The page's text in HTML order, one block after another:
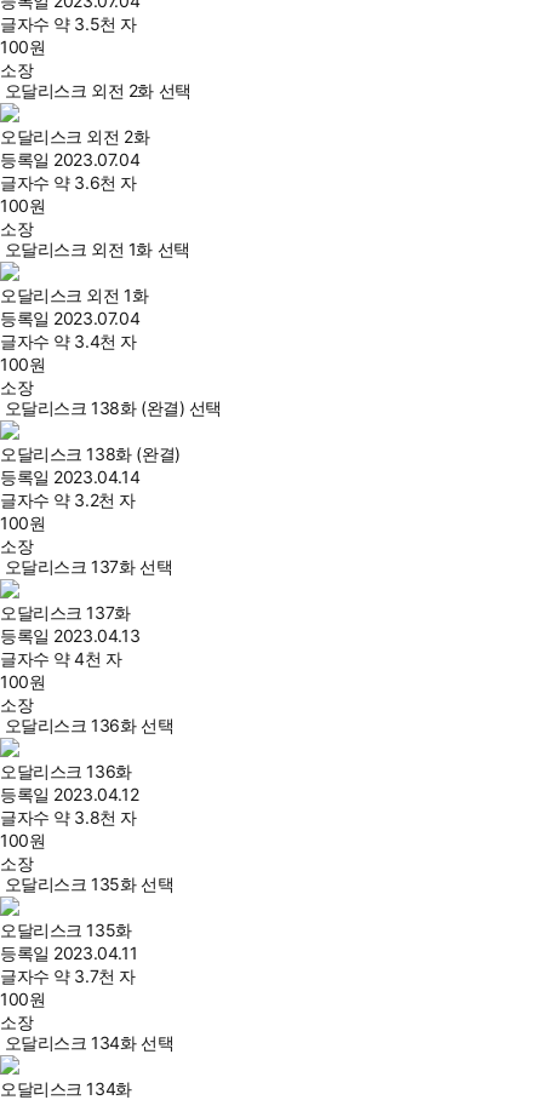
글자수 약 3.5천 자
100원
소장
오달리스크 외전 2화 선택
오달리스크 외전 2화
등록일 2023.07.04
글자수 약 3.6천 자
100원
소장
오달리스크 외전 1화 선택
오달리스크 외전 1화
등록일 2023.07.04
글자수 약 3.4천 자
100원
소장
오달리스크 138화 (완결) 선택
오달리스크 138화 (완결)
등록일 2023.04.14
글자수 약 3.2천 자
100원
소장
오달리스크 137화 선택
오달리스크 137화
등록일 2023.04.13
글자수 약 4천 자
100원
소장
오달리스크 136화 선택
오달리스크 136화
등록일 2023.04.12
글자수 약 3.8천 자
100원
소장
오달리스크 135화 선택
오달리스크 135화
등록일 2023.04.11
글자수 약 3.7천 자
100원
소장
오달리스크 134화 선택
오달리스크 134화